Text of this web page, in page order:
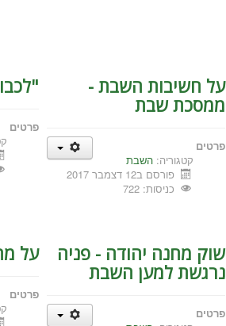
על חשיבות השבת -
ממסכת שבת
פרטים
קטגוריה: השבת
פורסם ב12 דצמבר 2017
כניסות: 722
פרטים
שוק מחנה יהודה - פניה
נרגשת למען השבת
פרטים
על
פרטים